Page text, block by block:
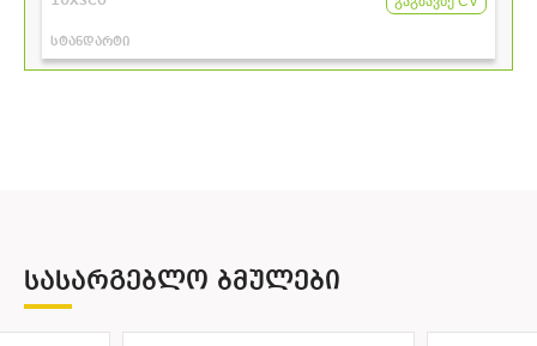
ᲡᲐᲡᲐᲠᲒᲔᲑᲚᲝ ᲑᲛᲣᲚᲔᲑᲘ